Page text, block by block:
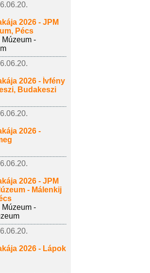
2026 - JPM
Pécs
-
2026 - Ívfény
Budakeszi
2026 -
2026 - JPM
- Málenkij
-
2026 - Lápok